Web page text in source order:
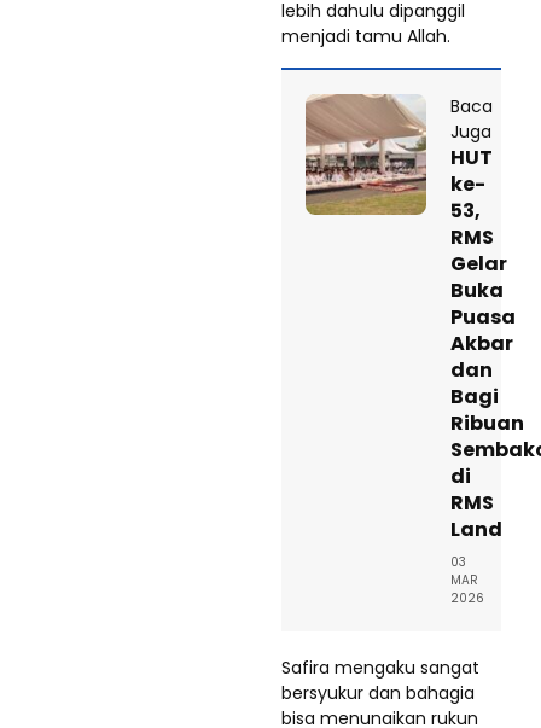
lebih dahulu dipanggil
menjadi tamu Allah.
Baca
Juga
HUT
ke-
53,
RMS
Gelar
Buka
Puasa
Akbar
dan
Bagi
Ribuan
di
RMS
Land
03
MAR
2026
Safira mengaku sangat
bersyukur dan bahagia
bisa menunaikan rukun